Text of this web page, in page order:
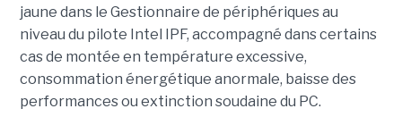
jaune dans le Gestionnaire de périphériques au
niveau du pilote Intel IPF, accompagné dans certains
cas de montée en température excessive,
consommation énergétique anormale, baisse des
performances ou extinction soudaine du PC.